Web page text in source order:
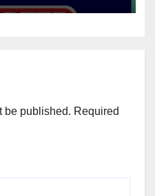
be published. Required